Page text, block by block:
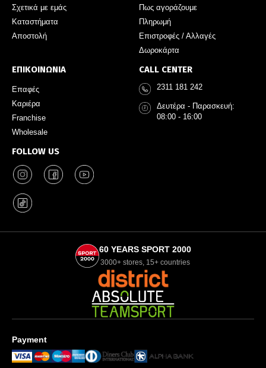
Σχετικά με εμάς
Καταστήματα
Αποστολή
Πως αγοράζουμε
Πληρωμή
Επιστροφές / Αλλαγές
Δωροκάρτα
ΕΠΙΚΟΙΝΩΝΙΑ
Επαφές
Καριέρα
Franchise
Wholesale
FOLLOW US
CALL CENTER
2311 181 242
Δευτέρα - Παρασκευή:
08:00 - 16:00
60 YEARS SPORT 2000
3000+ stores, 15+ countries
Payment